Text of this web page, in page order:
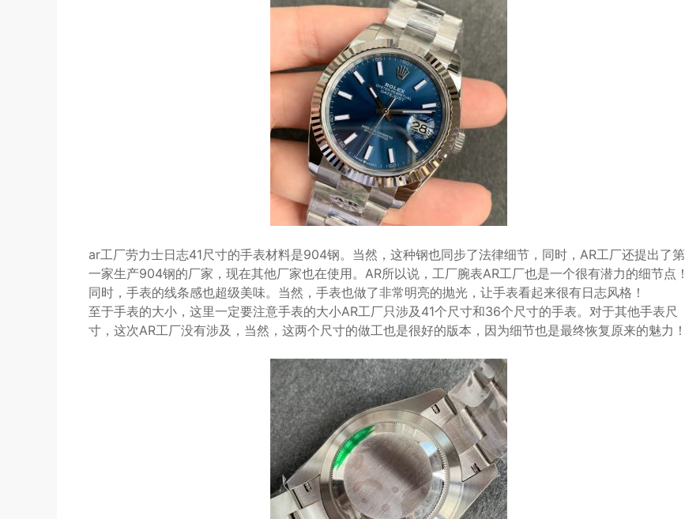
ar工厂劳力士日志41尺寸的手表材料是904钢。当然，这种钢也同步了法律细节，同时，AR工厂还提出了第
一家生产904钢的厂家，现在其他厂家也在使用。AR所以说，工厂腕表AR工厂也是一个很有潜力的细节点！
同时，手表的线条感也超级美味。当然，手表也做了非常明亮的抛光，让手表看起来很有日志风格！
至于手表的大小，这里一定要注意手表的大小AR工厂只涉及41个尺寸和36个尺寸的手表。对于其他手表尺
寸，这次AR工厂没有涉及，当然，这两个尺寸的做工也是很好的版本，因为细节也是最终恢复原来的魅力！